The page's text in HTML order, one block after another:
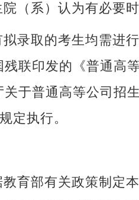
院（系）认为有必要
拟录取的考生均需进
残联印发的《普通高
关于普通高等公司招
定执行。
育部有关政策制定